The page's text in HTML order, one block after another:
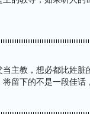
当主教，想必都比姓
将留下的不是一段佳